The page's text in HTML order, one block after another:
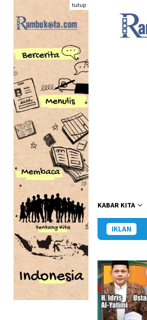
Loncat
konten
tutup
KABAR KITA
IKLAN